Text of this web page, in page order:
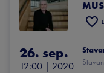
26. sep.
12:00 | 2020